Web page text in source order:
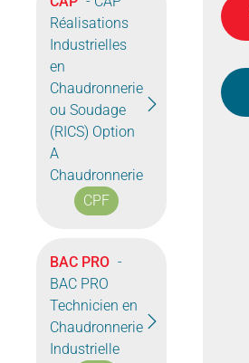
Réalisations
Industrielles
en
Chaudronnerie
ou Soudage
(RICS) Option
A
Chaudronnerie
CPF
BAC PRO -
BAC PRO
Technicien en
Chaudronnerie
Industrielle